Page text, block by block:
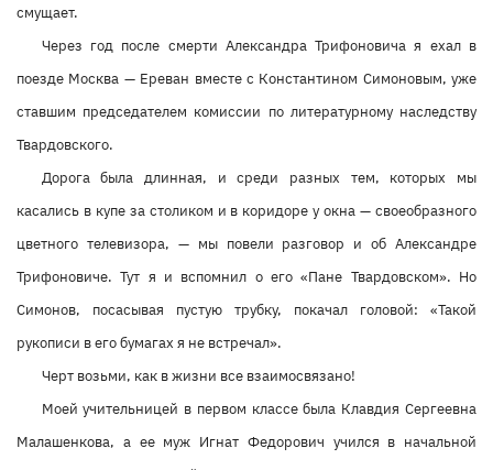
смущает.
Через год после смерти Александра Трифоновича я ехал в
поезде Москва — Ереван вместе с Константином Симоновым, уже
ставшим председателем комиссии по литературному наследству
Твардовского.
Дорога была длинная, и среди разных тем, которых мы
касались в купе за столиком и в коридоре у окна — своеобразного
цветного телевизора, — мы повели разговор и об Александре
Трифоновиче. Тут я и вспомнил о его «Пане Твардовском». Но
Симонов, посасывая пустую трубку, покачал головой: «Такой
рукописи в его бумагах я не встречал».
Черт возьми, как в жизни все взаимосвязано!
Моей учительницей в первом классе была Клавдия Сергеевна
Малашенкова, а ее муж Игнат Федорович учился в начальной